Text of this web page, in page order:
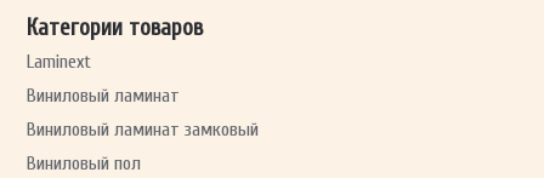
Швейцария (1)
Швейцария
Категории товаров
Laminext
Виниловый ламинат
Виниловый ламинат замковый
Виниловый пол